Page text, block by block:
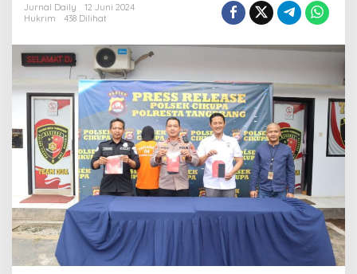
i
P
a
k
t
a
b
u
S
e
o
r
a
n
Jurnal Daily
12 Juni 2024
Hukrim
438 Dilihat